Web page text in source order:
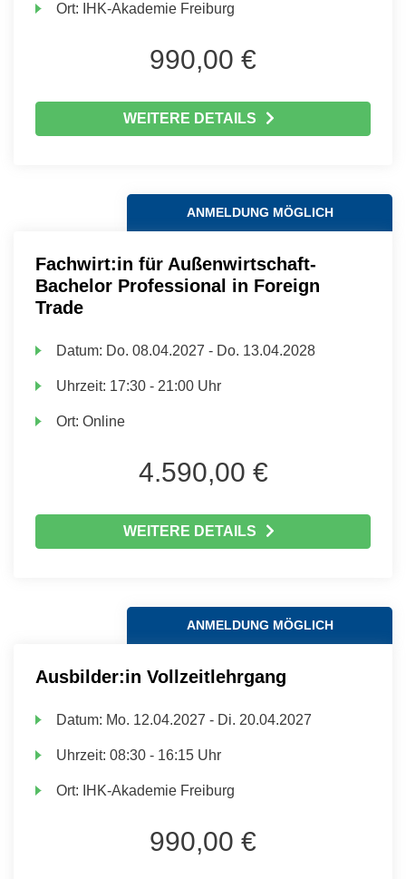
Ort: IHK-Akademie Freiburg
990,00 €
WEITERE DETAILS
ANMELDUNG MÖGLICH
Fachwirt:in für Außenwirtschaft-
Bachelor Professional in Foreign
Trade
Datum: Do. 08.04.2027 - Do. 13.04.2028
Uhrzeit: 17:30 - 21:00 Uhr
Ort:Online
4.590,00 €
WEITERE DETAILS
ANMELDUNG MÖGLICH
Ausbilder:in Vollzeitlehrgang
Datum: Mo. 12.04.2027 - Di. 20.04.2027
Uhrzeit:08:30 - 16:15 Uhr
Ort: IHK-Akademie Freiburg
990,00 €